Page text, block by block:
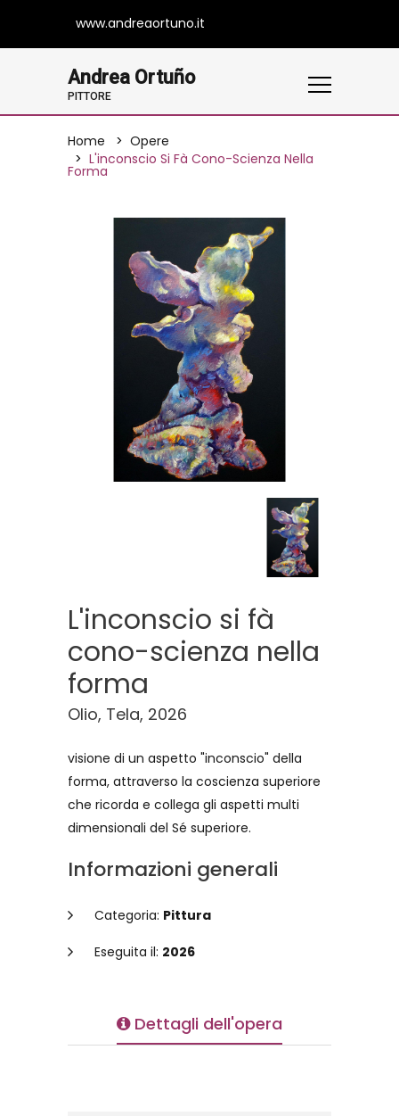
www.andreaortuno.it
Andrea Ortuño
PITTORE
Home
Opere
L'inconscio Si Fà Cono-Scienza Nella
Forma
L'inconscio si fà
cono-scienza nella
forma
Olio, Tela, 2026
visione di un aspetto "inconscio" della
forma, attraverso la coscienza superiore
che ricorda e collega gli aspetti multi
dimensionali del Sé superiore.
Informazioni generali
Categoria: Pittura
Eseguita il: 2026
Dettagli dell'opera